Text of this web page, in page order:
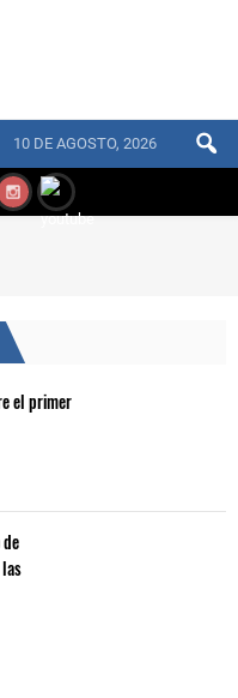
10 DE AGOSTO, 2026
el primer